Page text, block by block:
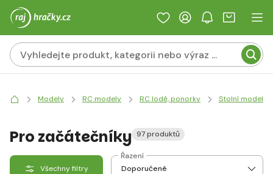
Modely RC modely RC lodě, ponorky Stolní modely
Pro začátečníky 97 produktů
Všechny filtry
Řazení